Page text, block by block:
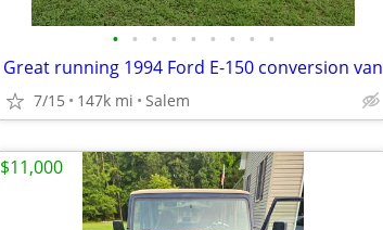
• • • • • • • • •
Great running 1994 Ford E-150 conversion van
7/15 147k mi Salem
$11,000